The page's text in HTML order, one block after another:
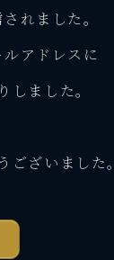
れました。
アドレスに
しました。
ございました。